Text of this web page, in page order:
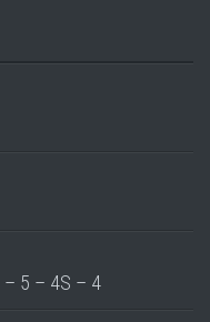
– 5 – 4S – 4